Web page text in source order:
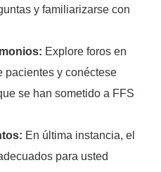
y familiarizarse con
Explore foros en
pacientes y conéctese
se han sometido a FFS
En última instancia, el
para usted